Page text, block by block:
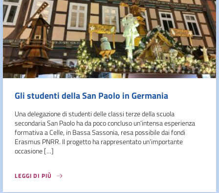
Gli studenti della San Paolo in Germania
Una delegazione di studenti delle classi terze della scuola
secondaria San Paolo ha da poco concluso un’intensa esperienza
formativa a Celle, in Bassa Sassonia, resa possibile dai fondi
Erasmus PNRR. Il progetto ha rappresentato un’importante
occasione […]
LEGGI DI PIÙ